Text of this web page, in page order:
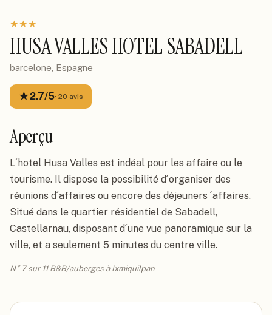
★★★
HUSA VALLES HOTEL SABADELL
barcelone, Espagne
★2.7/5· 20 avis
Aperçu
L´hotel Husa Valles est indéal pour les affaire ou le
tourisme. Il dispose la possibilité d´organiser des
réunions d´affaires ou encore des déjeuners ´affaires.
Situé dans le quartier résidentiel de Sabadell,
Castellarnau, disposant d´une vue panoramique sur la
ville, et a seulement 5 minutes du centre ville.
N° 7 sur 11 B&B/auberges à Ixmiquilpan